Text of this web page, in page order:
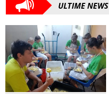
ULTIME NEWS